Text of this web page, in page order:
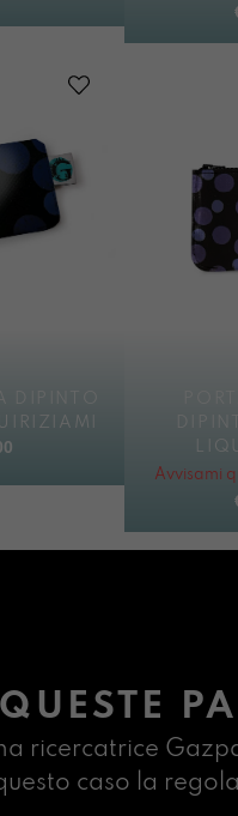
Avvisami
ricercatrice
caso la